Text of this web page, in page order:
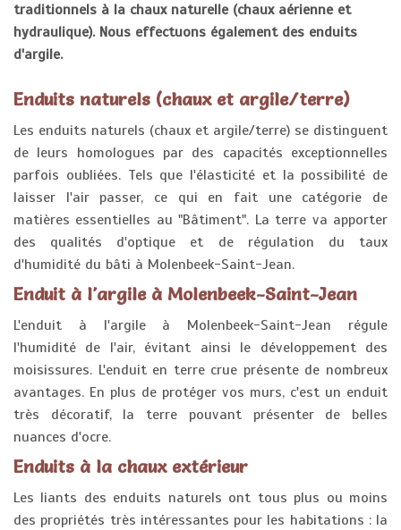
traditionnels à la chaux naturelle (chaux aérienne et
hydraulique). Nous effectuons également des enduits
d'argile.
Enduits naturels (chaux et argile/terre)
Les enduits naturels (chaux et argile/terre) se distinguent
de leurs homologues par des capacités exceptionnelles
parfois oubliées. Tels que l'élasticité et la possibilité de
laisser l'air passer, ce qui en fait une catégorie de
matières essentielles au "Bâtiment". La terre va apporter
des qualités d'optique et de régulation du taux
d'humidité du bâti à Molenbeek-Saint-Jean.
Enduit à l'argile à Molenbeek-Saint-Jean
L'enduit à l'argile à Molenbeek-Saint-Jean régule
l'humidité de l'air, évitant ainsi le développement des
moisissures. L'enduit en terre crue présente de nombreux
avantages. En plus de protéger vos murs, c'est un enduit
très décoratif, la terre pouvant présenter de belles
nuances d'ocre.
Enduits à la chaux extérieur
Les liants des enduits naturels ont tous plus ou moins
des propriétés très intéressantes pour les habitations : la